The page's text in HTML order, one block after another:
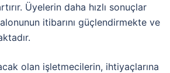
Üyelerin daha hızlı sonuçlar
itibarını güçlendirmekte ve
olan işletmecilerin, ihtiyaçlarına